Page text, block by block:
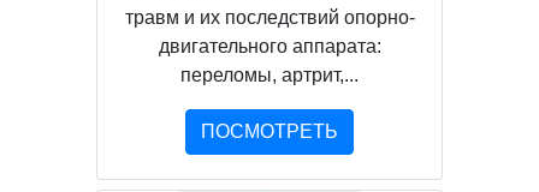
травм и их последствий опорно-
двигательного аппарата:
переломы, артрит,...
ПОСМОТРЕТЬ